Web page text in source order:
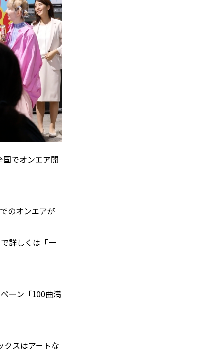
でオンエア開
のオンエアが
詳しくは「一
ーン「100曲満
クスはアートな